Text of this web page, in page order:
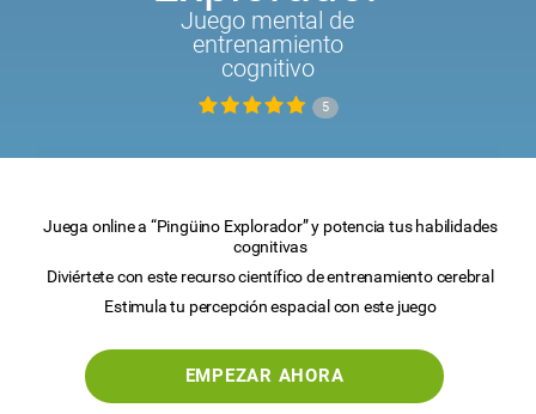
Juego mental de
entrenamiento
cognitivo
5
Juega online a “Pingüino Explorador” y potencia tus habilidades
cognitivas
Diviértete con este recurso científico de entrenamiento cerebral
Estimula tu percepción espacial con este juego
EMPEZAR AHORA